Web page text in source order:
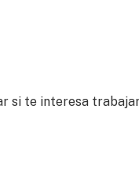
si te interesa